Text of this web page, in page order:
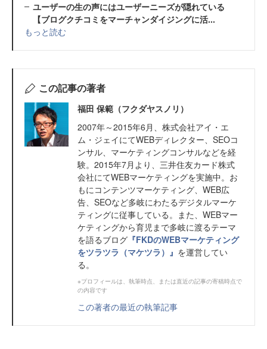
ユーザーの生の声にはユーザーニーズが隠れている
【ブログクチコミをマーチャンダイジングに活...
もっと読む
この記事の著者
福田 保範（フクダヤスノリ）
2007年～2015年6月、株式会社アイ・エ
ム・ジェイにてWEBディレクター、SEOコ
ンサル、マーケティングコンサルなどを経
験。2015年7月より、三井住友カード株式
会社にてWEBマーケティングを実施中。お
もにコンテンツマーケティング、WEB広
告、SEOなど多岐にわたるデジタルマーケ
ティングに従事している。また、WEBマー
ケティングから育児まで多岐に渡るテーマ
を語るブログ 『FKDのWEBマーケティング
をツラツラ（マケツラ）』 を運営してい
る。
※プロフィールは、執筆時点、または直近の記事の寄稿時点で
の内容です
この著者の最近の執筆記事